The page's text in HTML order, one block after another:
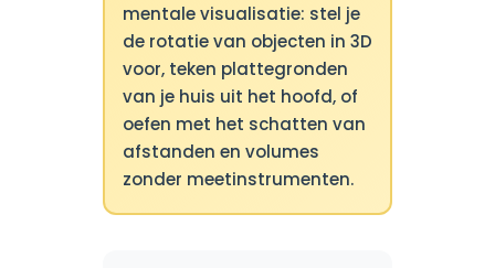
mentale visualisatie: stel je
de rotatie van objecten in 3D
voor, teken plattegronden
van je huis uit het hoofd, of
oefen met het schatten van
afstanden en volumes
zonder meetinstrumenten.